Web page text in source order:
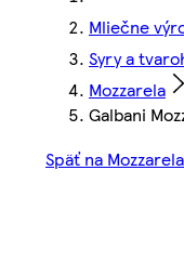
Mliečne
Syry a
Mozzarela
Galbani
Späť na Mozzarela